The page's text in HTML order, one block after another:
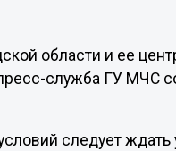
области и ее
служба ГУ МЧС
следует ждать